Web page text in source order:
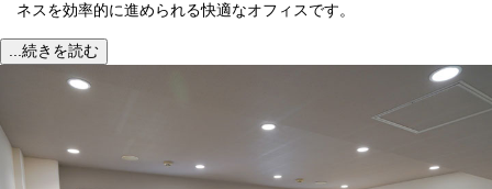
ネスを効率的に進められる快適なオフィスです。
...続きを読む